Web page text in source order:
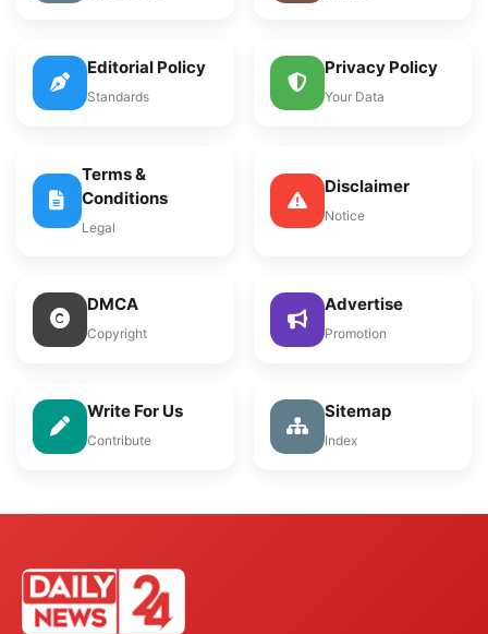
Editorial Policy
Standards
Privacy Policy
Your Data
Terms &
Conditions
Legal
Disclaimer
Notice
DMCA
Copyright
Advertise
Promotion
Write For Us
Contribute
Sitemap
Index